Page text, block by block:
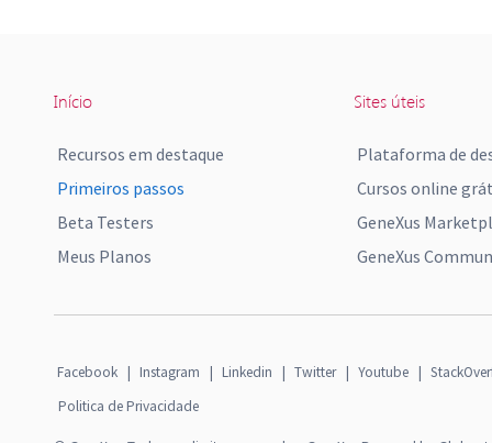
Início
Recursos em destaque
Primeiros passos
Beta Testers
Meus Planos
Sites úteis
Plataforma de
Cursos online
GeneXus
GeneXus
Facebook | Instagram | Linkedin | Twitter | Youtube |
Politica de Privacidade